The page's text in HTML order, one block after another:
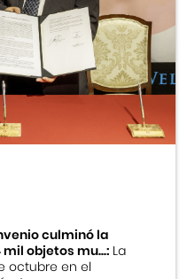
culminó la
objetos mu...:La
octubre en el